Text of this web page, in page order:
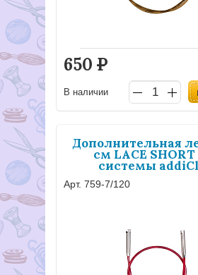
650 Р
В наличии
Дополнительная
см LACE
системы
Арт. 759-7/120